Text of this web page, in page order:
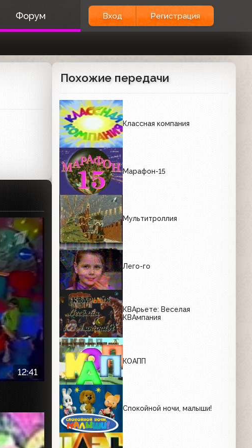
Форум Вход Регистрация
12:41
Похожие передачи
Классная компания
Марафон-15
Мультитроллия
Лего-го
КВАрьете: Веселая
КВАмпания
КОАПП
Спокойной ночи, малыши!